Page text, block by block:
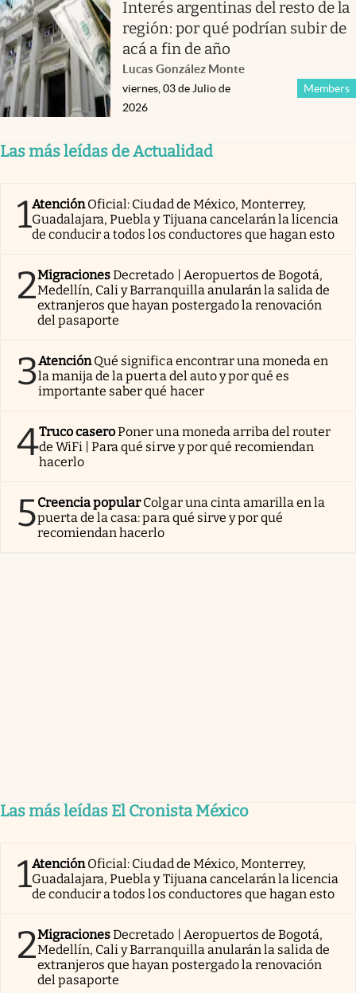
Interés argentinas del resto de la
región: por qué podrían subir de
acá a fin de año
Lucas González Monte
Members
viernes, 03 de Julio de
2026
Las más leídas de Actualidad
1AtenciónOficial: Ciudad de México, Monterrey,
Guadalajara, Puebla y Tijuana cancelarán la licencia
de conducir a todos los conductores que hagan esto
2MigracionesDecretado | Aeropuertos de Bogotá,
Medellín, Cali y Barranquilla anularán la salida de
extranjeros que hayan postergado la renovación
del pasaporte
3AtenciónQué significa encontrar una moneda en
la manija de la puerta del auto y por qué es
importante saber qué hacer
4Truco caseroPoner una moneda arriba del router
de WiFi | Para qué sirve y por qué recomiendan
hacerlo
5Creencia popularColgar una cinta amarilla en la
puerta de la casa: para qué sirve y por qué
recomiendan hacerlo
Las más leídas El Cronista México
1AtenciónOficial: Ciudad de México, Monterrey,
Guadalajara, Puebla y Tijuana cancelarán la licencia
de conducir a todos los conductores que hagan esto
2MigracionesDecretado | Aeropuertos de Bogotá,
Medellín, Cali y Barranquilla anularán la salida de
extranjeros que hayan postergado la renovación
del pasaporte